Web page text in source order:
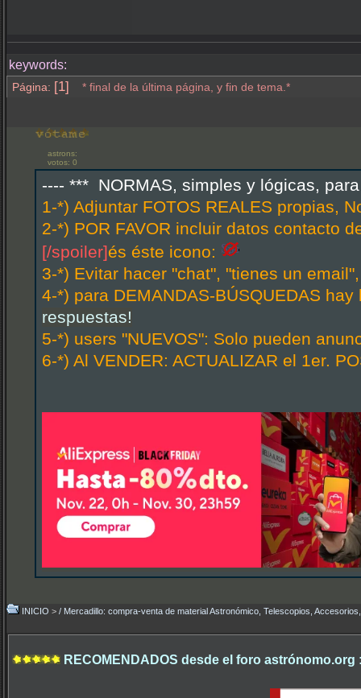
keywords:
Página: [1] * final de la última página, y fin de tema.*
astrons:
votos: 0
---- *** NORMAS, simples y lógicas,
1-*) Adjuntar FOTOS REALES propias,
2-*) POR FAVOR incluir datos contacto
[/spoiler]és éste icono:
3-*) Evitar hacer "chat", "tienes un
4-*) para DEMANDAS-BÚSQUEDAS
respuestas!
5-*) users "NUEVOS": Solo pueden
6-*) Al VENDER: ACTUALIZAR el 1er.
INICIO > / Mercadillo: compra-venta de material Astronómico, Telescopios,
RECOMENDADOS desde el foro astrónomo.org